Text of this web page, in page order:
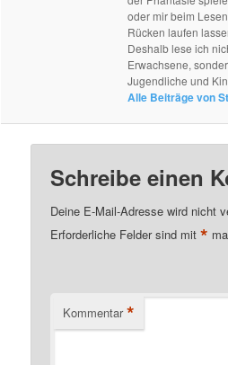
oder mir beim
Rücken laufen
Deshalb lese ich
Erwachsene,
Jugendliche und
Alle Beiträge von
Schreibe einen
Deine E-Mail-Adresse wird nicht
Erforderliche Felder sind mit*
Kommentar *